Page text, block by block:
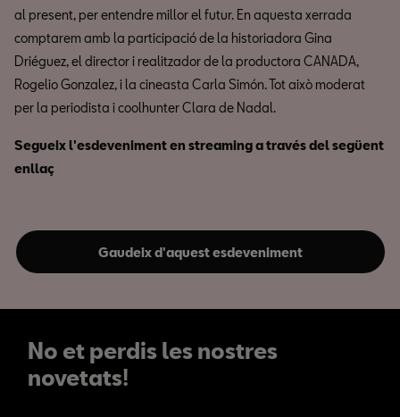
al present, per entendre millor el futur. En aquesta xerrada
comptarem amb la participació de la historiadora Gina
Driéguez, el director i realitzador de la productora CANADA,
Rogelio Gonzalez, i la cineasta Carla Simón. Tot això moderat
per la periodista i coolhunter Clara de Nadal.
Segueix l'esdeveniment en streaming a través del següent
enllaç
Gaudeix d'aquest esdeveniment
No et perdis les nostres
novetats!